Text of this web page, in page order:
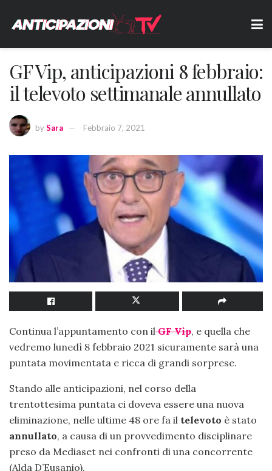
GF Vip, anticipazioni 8 febbraio:
il televoto settimanale annullato
bySara Febbraio 7, 2021
Continua l’appuntamento con ilGF Vip, e quella che
vedremo lunedì 8 febbraio 2021 sicuramente sarà una
puntata movimentata e ricca di grandi sorprese.
Stando alle anticipazioni, nel corso della
trentottesima puntata ci doveva essere una nuova
eliminazione, nelle ultime 48 ore fa il televoto è stato
annullato, a causa di un provvedimento disciplinare
preso da Mediaset nei confronti di una concorrente
(Alda D’Eusanio).